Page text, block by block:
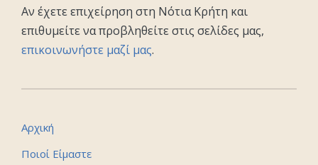
Αν έχετε επιχείρηση στη Νότια Κρήτη και
επιθυμείτε να προβληθείτε στις σελίδες μας,
επικοινωνήστε μαζί μας.
Αρχική
Ποιοί Είμαστε